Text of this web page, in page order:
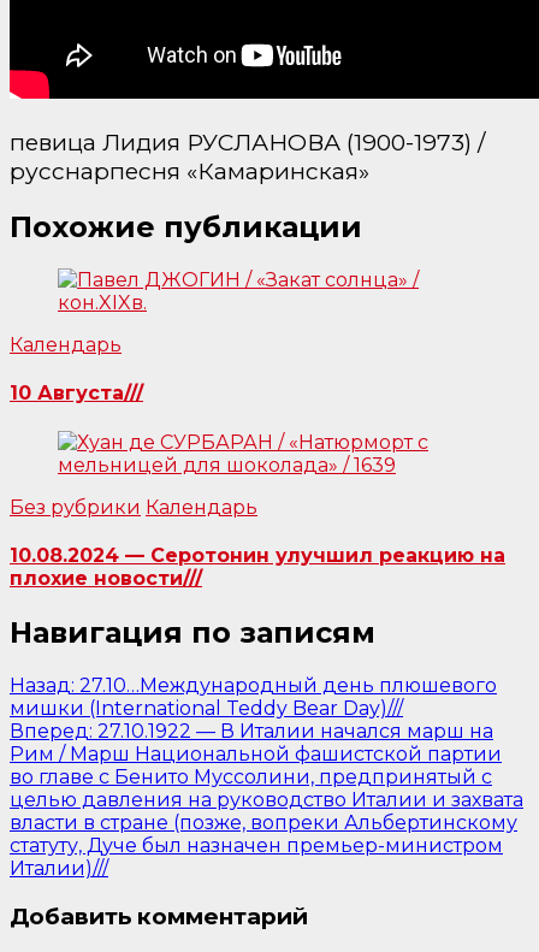
певица Лидия РУСЛАНОВА (1900-1973) /
русснарпесня «Камаринская»
Похожие публикации
Календарь
10 Августа///
Без рубрики Календарь
10.08.2024 — Серотонин улучшил реакцию на
плохие новости///
Навигация по записям
Назад: 27.10…Международный день плюшевого
мишки (International Teddy Bear Day)///
Вперед: 27.10.1922 — В Италии начался марш на
Рим / Марш Национальной фашистской партии
во главе с Бенито Муссолини, предпринятый с
целью давления на руководство Италии и захвата
власти в стране (позже, вопреки Альбертинскому
статуту, Дуче был назначен премьер-министром
Италии)///
Добавить комментарий